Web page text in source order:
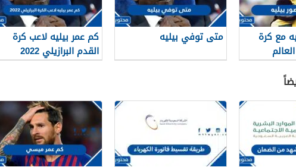
مع كرة
متى توفي بيليه
كم عمر بيليه لاعب كرة
القدم البرازيلي 2022